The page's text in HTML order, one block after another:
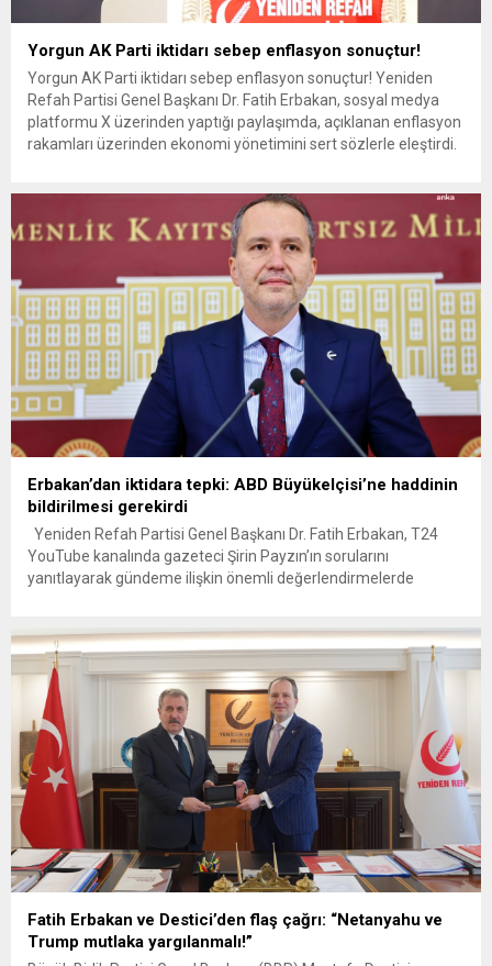
Yorgun AK Parti iktidarı sebep enflasyon sonuçtur!
Yorgun AK Parti iktidarı sebep enflasyon sonuçtur! Yeniden
Refah Partisi Genel Başkanı Dr. Fatih Erbakan, sosyal medya
platformu X üzerinden yaptığı paylaşımda, açıklanan enflasyon
rakamları üzerinden ekonomi yönetimini sert sözlerle eleştirdi.
Erbakan’dan iktidara tepki: ABD Büyükelçisi’ne haddinin
bildirilmesi gerekirdi
Yeniden Refah Partisi Genel Başkanı Dr. Fatih Erbakan, T24
YouTube kanalında gazeteci Şirin Payzın’ın sorularını
yanıtlayarak gündeme ilişkin önemli değerlendirmelerde
lazım; bebek katili İsrail ile Türkiye’nin birlikte hareket ettiğini
söylüyor. İktidar Amerika’ya...
Fatih Erbakan ve Destici’den flaş çağrı: “Netanyahu ve
Trump mutlaka yargılanmalı!”